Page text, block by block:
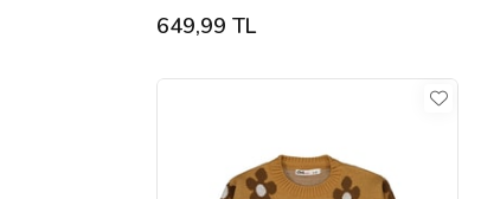
649,99 TL